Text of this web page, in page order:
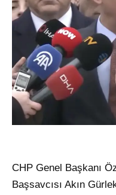
CHP Genel Başkanı
Başsavcısı Akın